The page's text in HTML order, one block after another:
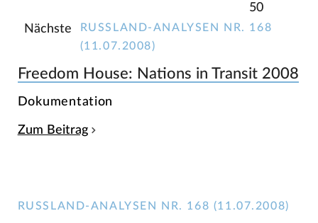
50
Nächste
RUSSLAND-ANALYSEN NR. 168
(11.07.2008)
Freedom House: Nations in Transit 2008
Dokumentation
Zum Beitrag
RUSSLAND-ANALYSEN NR. 168 (11.07.2008)